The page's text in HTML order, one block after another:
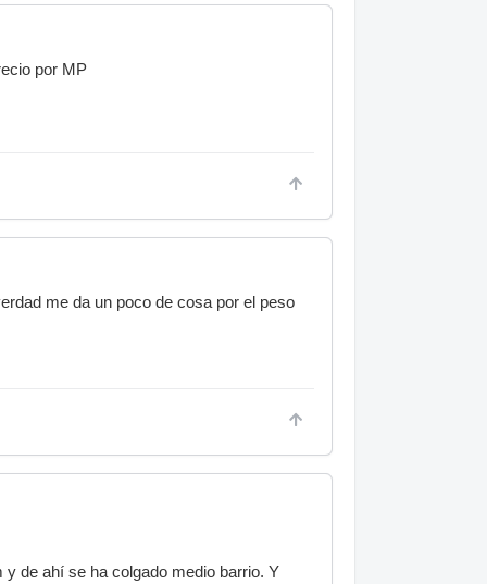
por MP
me da un poco de cosa por el peso
de ahí se ha colgado medio barrio. Y